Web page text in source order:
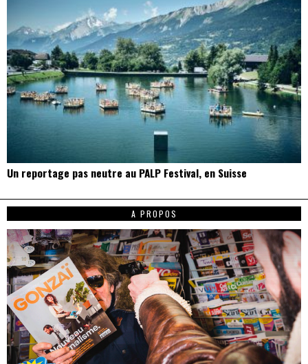
Un reportage pas neutre au PALP Festival, en Suisse
A PROPOS